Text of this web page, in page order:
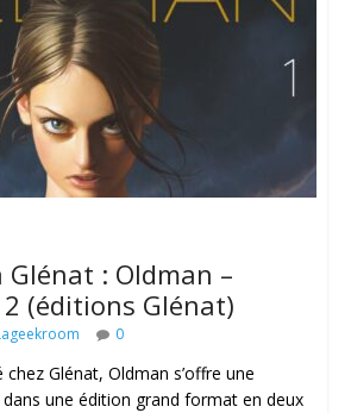
Glénat : Oldman –
(éditions Glénat)
0
Glénat, Oldman s’offre une
une édition grand format en deux